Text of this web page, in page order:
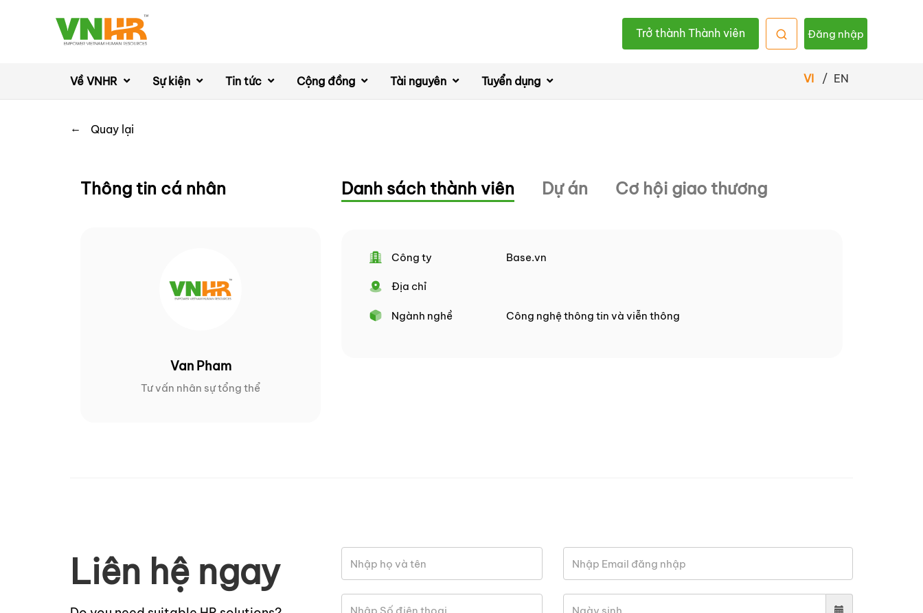
Trở thành Thành viên Đăng nhập
Về VNHR Sự kiện Tin tức Cộng đồng Tài nguyên Tuyển dụng VI / EN
← Quay lại
Thông tin cá nhân
Van Pham
Tư vấn nhân sự tổng thể
Danh sách thành viên Dự án Cơ hội giao thương
Công ty Base.vn
Địa chỉ
Ngành nghề Công nghệ thông tin và viễn thông
Liên hệ ngay